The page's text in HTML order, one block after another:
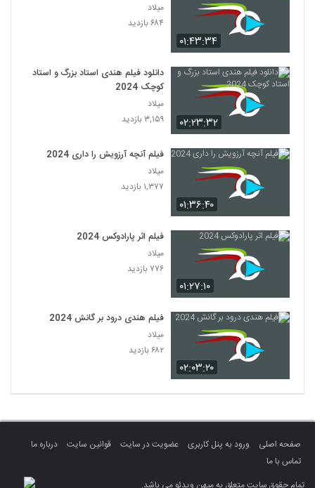
۰۱:۴۳:۳۴
میلاد
۶۸۴ بازدید
۰۲:۲۳:۳۲
دانلود فیلم هندی استاد بزرگ و استاد
کوچک 2024
میلاد
۳,۱۵۹ بازدید
۰۱:۳۶:۴۰
فیلم آنچه آرزویش را داری 2024
میلاد
۱,۳۷۷ بازدید
۰۱:۲۷:۱۰
فیلم اثر پارادوکس 2024
میلاد
۷۷۶ بازدید
۰۲:۰۳:۲۰
فیلم هندی درود بر گانش 2024
میلاد
۶۸۲ بازدید
صفحه اصلی ورود به پنل کاربری عضویت در سایت قوانین سایت
درباره ما
تماس با ما